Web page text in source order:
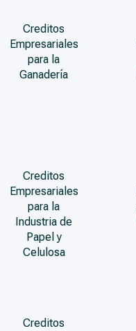
Creditos
Empresariales
para la
Ganadería
Creditos
Empresariales
para la
Industria de
Papel y
Celulosa
Creditos